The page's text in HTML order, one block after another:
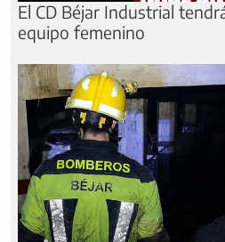
El CD Béjar Industrial
equipo femenino